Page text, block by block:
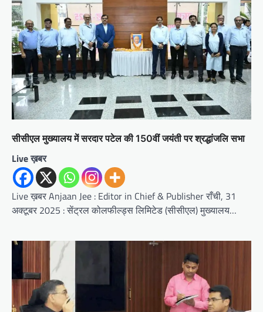
सीसीएल मुख्यालय में सरदार पटेल की 150वीं जयंती पर श्रद्धांजलि सभा
Live ख़बर
Live ख़बर Anjaan Jee : Editor in Chief & Publisher राँची, 31
अक्टूबर 2025 : सेंट्रल कोलफील्ड्स लिमिटेड (सीसीएल) मुख्यालय…